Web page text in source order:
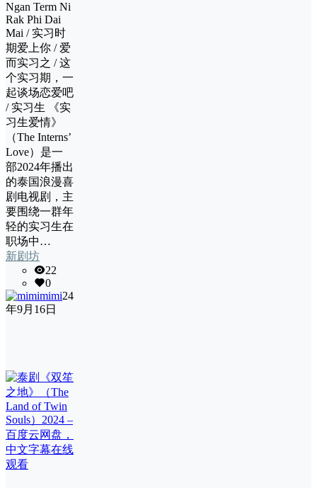
Ngan Term Ni
Rak Phi Dai
Mai / 实习时
期爱上你 / 爱
而实习之 / 这
个实习期，一
起谈场恋爱吧
/ 实习生 《实
习生爱情》
（The Interns’
Love）是一
部2024年播出
的泰国浪漫喜
剧电视剧，主
要围绕一群年
轻的实习生在
职场中…
新剧坊
22
0
mimi24
年9月16日